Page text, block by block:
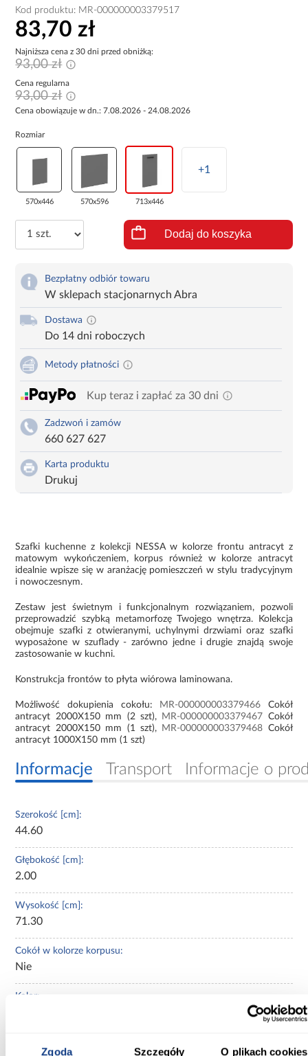
Zgoda Szczegóły O plikach cookies
Kod produktu: MR-000000003379517
83,70 zł
Najniższa cena z 30 dni przed obniżką:
93,00 zł
Cena regularna
93,00 zł
Cena obowiązuje w dn.: 7.08.2026 - 24.08.2026
Rozmiar
570x446 570x596 713x446
+1
Dodaj do koszyka
Bezpłatny odbiór towaru
W sklepach stacjonarnych Abra
Dostawa
Do 14 dni roboczych
Metody płatności
Kup teraz i zapłać za 30 dni
Zadzwoń i zamów
660 627 627
Karta produktu
Drukuj
Szafki kuchenne z kolekcji NESSA w kolorze frontu antracyt z
matowym wykończeniem, korpus również w kolorze antracyt
idealnie wpisze się w aranżację pomieszczeń w stylu tradycyjnym
i nowoczesnym.
Zestaw jest świetnym i funkcjonalnym rozwiązaniem, pozwoli
przeprowadzić szybką metamorfozę Twojego wnętrza. Kolekcja
obejmuje szafki z otwieranymi, uchylnymi drzwiami oraz szafki
wyposażone w szuflady - zarówno jedne i drugie znajdą swoje
zastosowanie w kuchni.
Konstrukcja frontów to płyta wiórowa laminowana.
Możliwość dokupienia cokołu: MR-000000003379466 Cokół
antracyt 2000X150 mm (2 szt),
MR-000000003379467 Cokół
antracyt 2000X150 mm (1 szt),
MR-000000003379468 Cokół
antracyt 1000X150 mm (1 szt)
Informacje Transport Informacje o
Szerokość [cm]:
44.60
Głębokość [cm]:
2.00
Wysokość [cm]:
71.30
Cokół w kolorze korpusu:
Nie
Kolor: